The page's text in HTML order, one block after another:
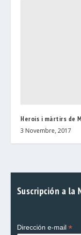
Herois i màrtirs de
3 Novembre, 2017
Suscripción a la
Dirección e-mail *